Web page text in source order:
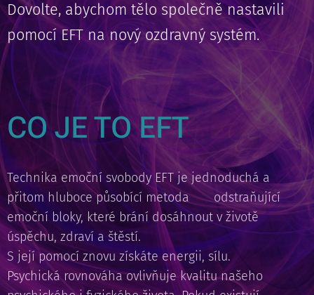
Dovolte, abychom tělo společně nastavili
pomocí EFT na nový ozdravný systém.
CO JE TO EFT
Technika emoční svobody EFT je jednoduchá a
přitom hluboce působící metoda odstraňující
emoční bloky, které brání dosáhnout v životě
úspěchu, zdraví a štěstí.
S její pomocí znovu získáte energii, sílu.
Psychická rovnováha ovlivňuje kvalitu našeho